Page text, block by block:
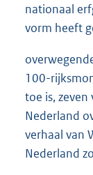
nationaal
vorm heeft
100-
toe is,
Nederland
verhaal van
Nederland